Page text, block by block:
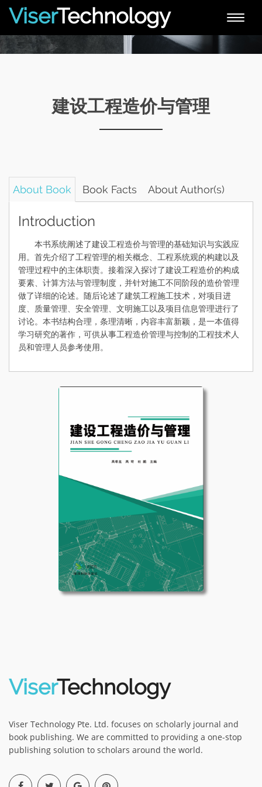
Toggle
ViserTechnology
建设工程造价与管理
About Book Book Facts About Author(s)
Introduction
本书系统阐述了建设工程造价与管理的基础知识与实践应
用。首先介绍了工程管理的相关概念、工程系统观的构建以及
管理过程中的主体职责。接着深入探讨了建设工程造价的构成
要素、计算方法与管理制度，并针对施工不同阶段的造价管理
做了详细的论述。随后论述了建筑工程施工技术，对项目进
度、质量管理、安全管理、文明施工以及项目信息管理进行了
讨论。本书结构合理，条理清晰，内容丰富新颖，是一本值得
学习研究的著作，可供从事工程造价管理与控制的工程技术人
员和管理人员参考使用。
ViserTechnology
Viser Technology Pte. Ltd. focuses on scholarly journal and
book publishing. We are committed to providing a one-stop
publishing solution to scholars around the world.